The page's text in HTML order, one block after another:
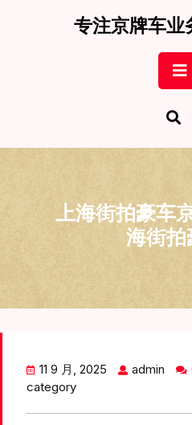
专注京牌车
上海街拍豪车
海街拍
11 9 月, 2025 admin
category